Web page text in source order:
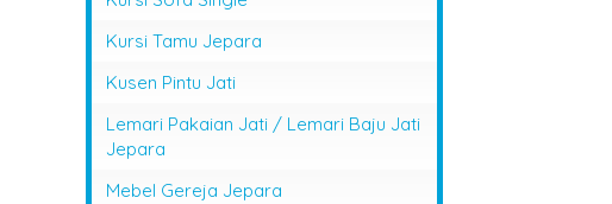
Kursi Tamu Jepara
Kusen Pintu Jati
Lemari Pakaian Jati / Lemari Baju Jati
Jepara
Mebel Gereja Jepara